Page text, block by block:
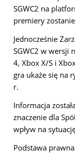
SGWC2 na
premiery
Jednocześnie
SGWC2 w wersji
4, Xbox X/S i
gra ukaże się na
r.
Informacja
znaczenie dla
wpływ na
Podstawa